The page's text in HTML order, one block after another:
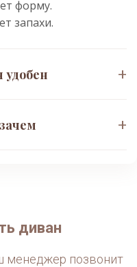
форму.
запахи.
+
чем кресло.
+
диван
менеджер позвонит